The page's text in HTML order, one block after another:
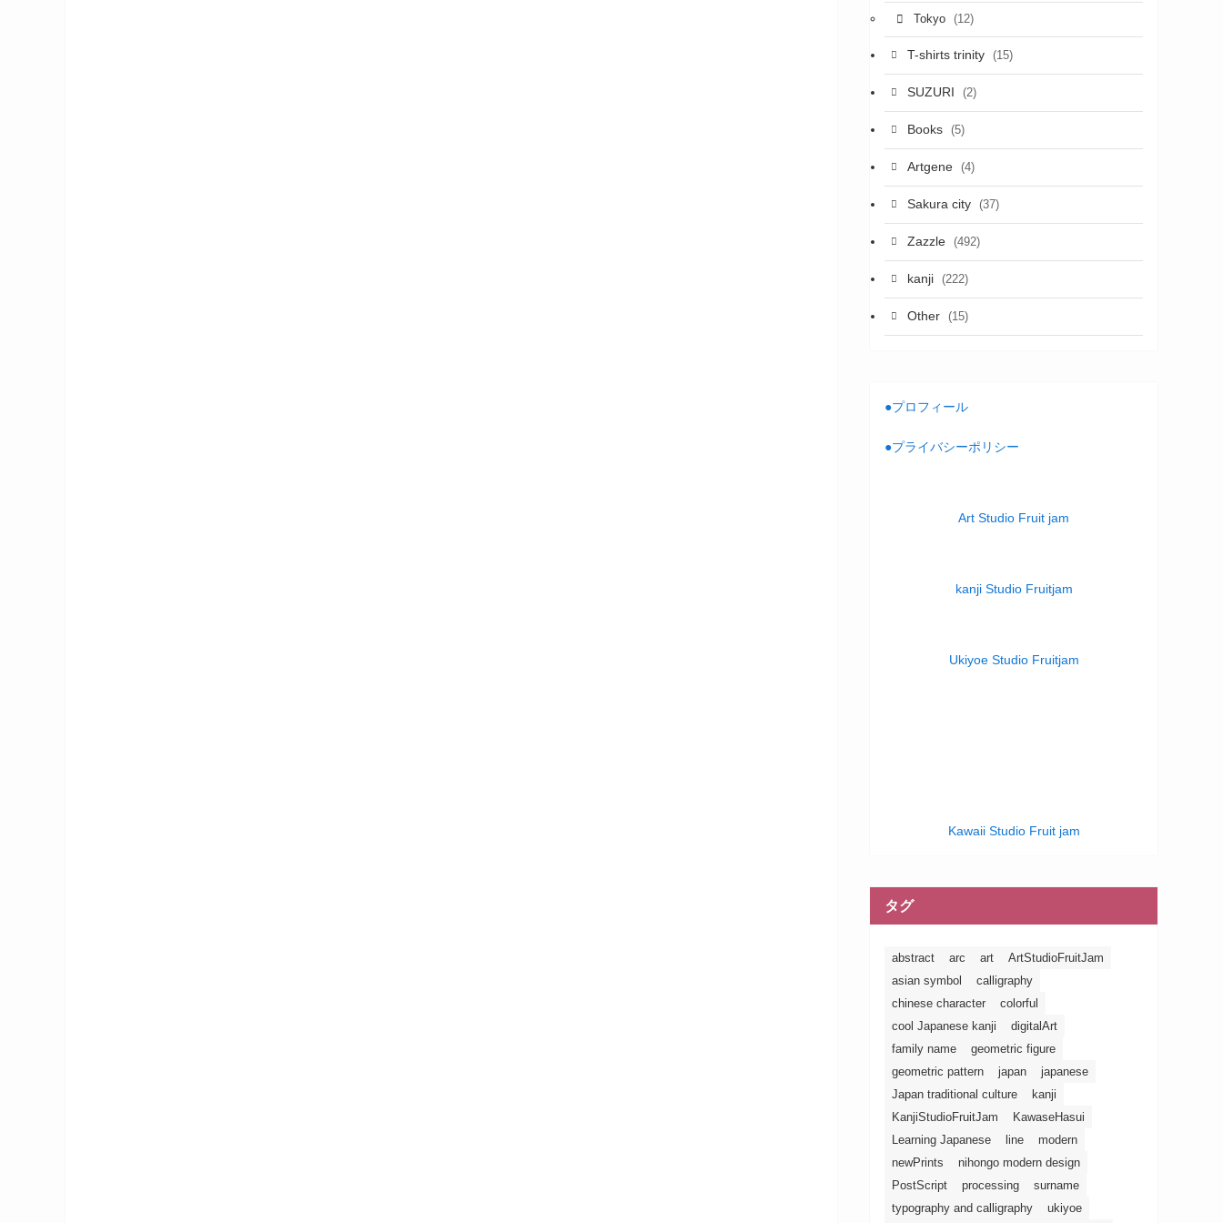
Tokyo (12)
T-shirts trinity (15)
SUZURI (2)
Books (5)
Artgene (4)
Sakura city (37)
Zazzle (492)
kanji (222)
Other (15)
●プロフィール
●プライバシーポリシー
Art Studio Fruit jam
kanji Studio Fruitjam
Ukiyoe Studio Fruitjam
Kawaii Studio Fruit jam
タグ
abstract arc art
ArtStudioFruitJam
asian symbol
calligraphy
chinese character
colorful
cool Japanese kanji
digitalArt
family name
geometric figure
geometric pattern
japan
japanese
Japan traditional culture
kanji
KanjiStudioFruitJam
KawaseHasui
Learning Japanese
line
modern
newPrints
nihongo modern design
PostScript
processing
surname
typography and calligraphy
ukiyoe